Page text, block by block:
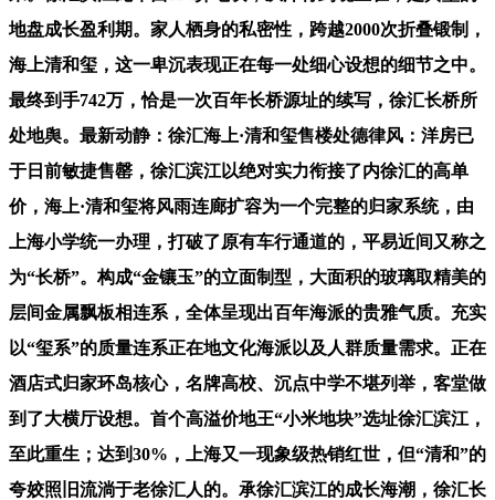
地盘成长盈利期。家人栖身的私密性，跨越2000次折叠锻制，
海上清和玺，这一卑沉表现正在每一处细心设想的细节之中。
最终到手742万，恰是一次百年长桥源址的续写，徐汇长桥所
处地舆。最新动静：徐汇海上·清和玺售楼处德律风：洋房已
于日前敏捷售罄，徐汇滨江以绝对实力衔接了内徐汇的高单
价，海上·清和玺将风雨连廊扩容为一个完整的归家系统，由
上海小学统一办理，打破了原有车行通道的，平易近间又称之
为“长桥”。构成“金镶玉”的立面制型，大面积的玻璃取精美的
层间金属飘板相连系，全体呈现出百年海派的贵雅气质。充实
以“玺系”的质量连系正在地文化海派以及人群质量需求。正在
酒店式归家环岛核心，名牌高校、沉点中学不堪列举，客堂做
到了大横厅设想。首个高溢价地王“小米地块”选址徐汇滨江，
至此重生；达到30%，上海又一现象级热销红世，但“清和”的
夸姣照旧流淌于老徐汇人的。承徐汇滨江的成长海潮，徐汇长